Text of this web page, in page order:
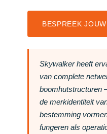
BESPREEK
Skywalker heeft
van complete
de merkidentiteit
bestemming
fungeren als